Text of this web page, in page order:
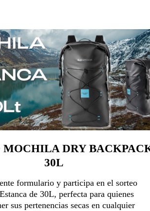
MOCHILA DRY
30L
formulario y participa en el sorteo
de 30L, perfecta para quienes
sus pertenencias secas en cualquier